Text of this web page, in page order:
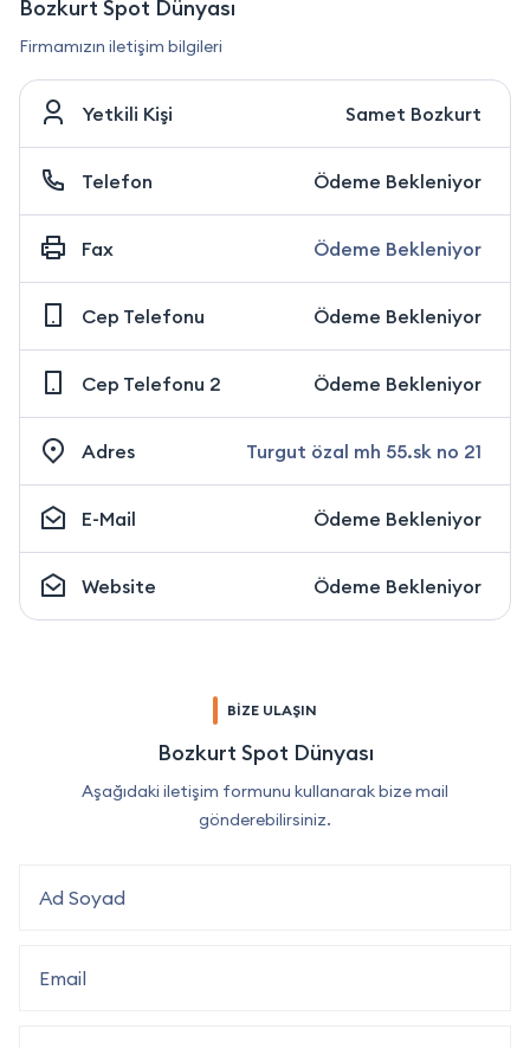
Bozkurt Spot Dünyası
Firmamızın iletişim bilgileri
Yetkili Kişi Samet Bozkurt
Telefon Ödeme Bekleniyor
Fax Ödeme Bekleniyor
Cep Telefonu Ödeme Bekleniyor
Cep Telefonu 2 Ödeme Bekleniyor
Adres Turgut özal mh 55.sk no 21
E-Mail Ödeme Bekleniyor
Website Ödeme Bekleniyor
BİZE ULAŞIN
Bozkurt Spot Dünyası
Aşağıdaki iletişim formunu kullanarak bize mail
gönderebilirsiniz.